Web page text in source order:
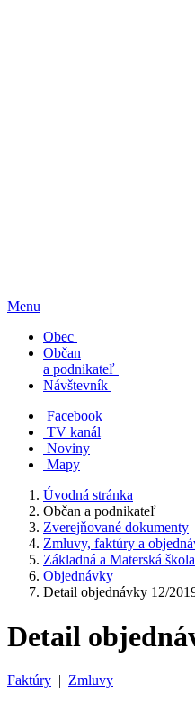
Menu
Obec
Občan
a podnikateľ
Návštevník
Facebook
TV kanál
Noviny
Mapy
Úvodná stránka
Občan a podnikateľ
Zverejňované dokumenty
Zmluvy, faktúry a
Základná a Materská škola
Objednávky
Detail objednávky 12/
Detail
Faktúry | Zmluvy